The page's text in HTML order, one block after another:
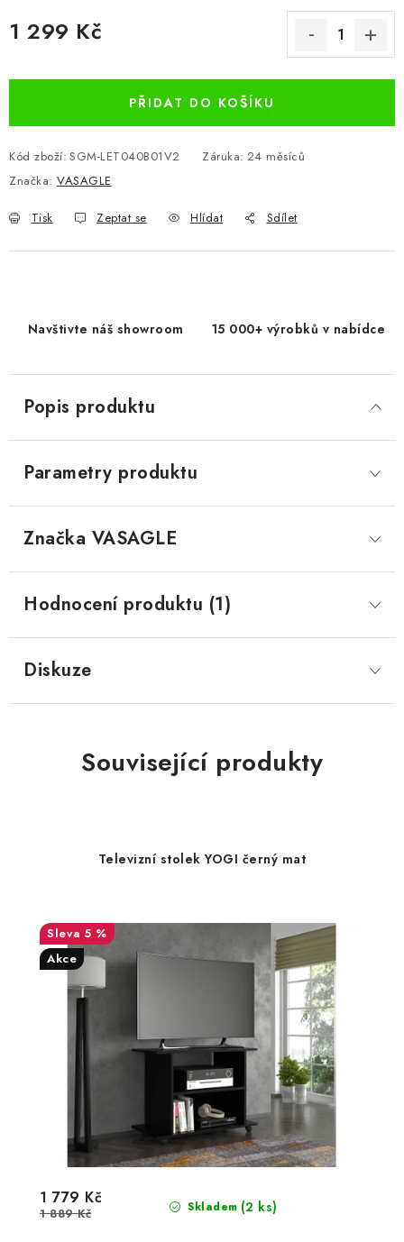
1 299 Kč
PŘIDAT DO KOŠÍKU
Kód zboží: SGM-LET040B01V2 Záruka: 24 měsíců
Značka: VASAGLE
Tisk Zeptat se Hlídat Sdílet
Navštivte náš showroom 15 000+ výrobků v nabídce
Popis produktu
Parametry produktu
Značka VASAGLE
Hodnocení produktu (1)
Diskuze
Související produkty
Televizní stolek YOGI černý mat
5 %
Akce
Skladem (2 ks)
1 779 Kč
1 889 Kč